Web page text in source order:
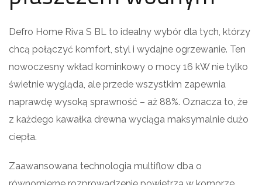
Defro Home Riva S BL to idealny wybór dla tych, którzy
chcą połączyć komfort, styl i wydajne ogrzewanie. Ten
nowoczesny wkład kominkowy o mocy 16 kW nie tylko
świetnie wygląda, ale przede wszystkim zapewnia
naprawdę wysoką sprawność – aż 88%. Oznacza to, że
z każdego kawałka drewna wyciąga maksymalnie dużo
ciepła.
Zaawansowana technologia multiflow dba o